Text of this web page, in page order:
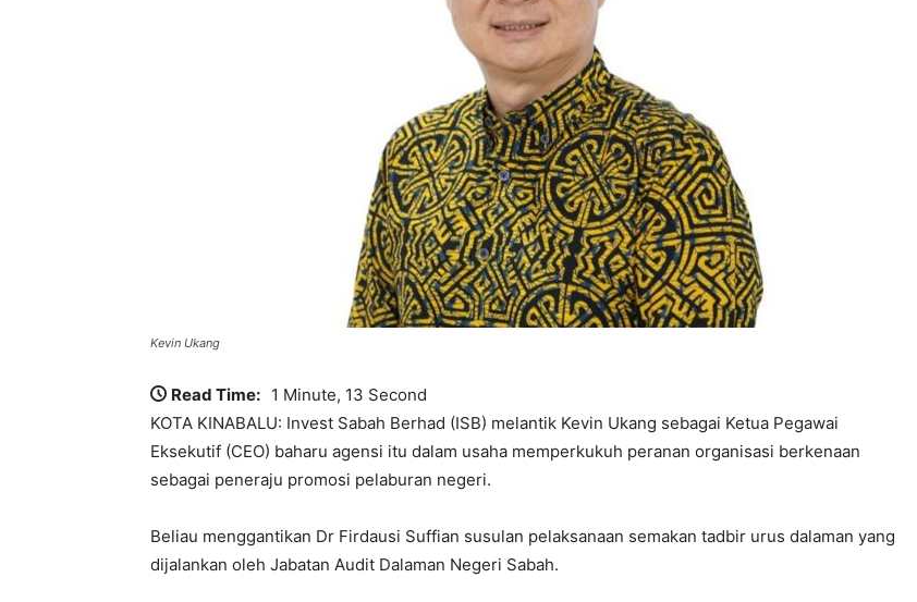
Kevin Ukang
Read Time: 1 Minute, 13 Second
KOTA KINABALU: Invest Sabah Berhad (ISB) melantik Kevin Ukang sebagai Ketua Pegawai
Eksekutif (CEO) baharu agensi itu dalam usaha memperkukuh peranan organisasi berkenaan
sebagai peneraju promosi pelaburan negeri.
Beliau menggantikan Dr Firdausi Suffian susulan pelaksanaan semakan tadbir urus dalaman yang
dijalankan oleh Jabatan Audit Dalaman Negeri Sabah.